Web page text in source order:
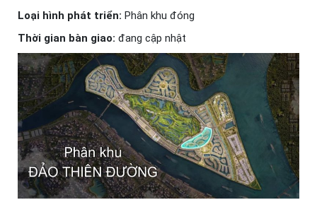
Loại hình phát triển: Phân khu đóng
Thời gian bàn giao: đang cập nhật